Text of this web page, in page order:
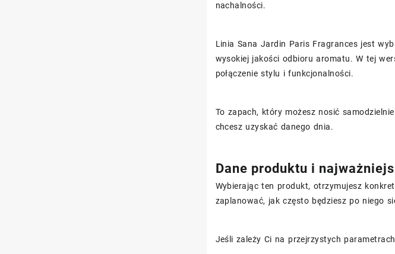
nachalności.
Linia Sana Jardin Paris Fragrances jest
wysokiej jakości odbioru aromatu. W tej
połączenie stylu i funkcjonalności.
To zapach, który możesz nosić
chcesz uzyskać danego dnia.
Dane produktu i
Wybierając ten produkt, otrzymujesz
zaplanować, jak często będziesz po niego
Jeśli zależy Ci na przejrzystych